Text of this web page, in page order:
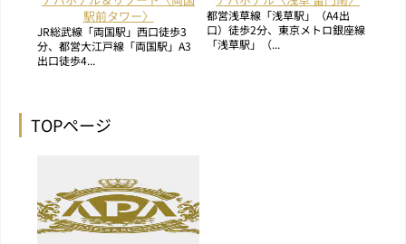
駅前タワー〉
JR総武線「両国駅」西口徒歩3
分、都営大江戸線「両国駅」A3
出口徒歩4...
都営浅草線「浅草駅」（A4出
口）徒歩2分、東京メトロ銀座線
「浅草駅」（...
TOPページ